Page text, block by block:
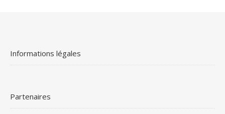
Informations légales
Partenaires